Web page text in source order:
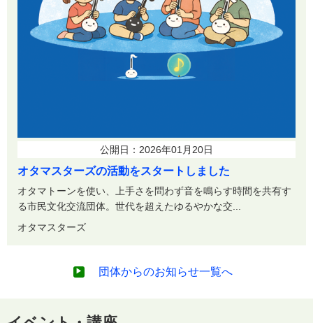
公開日：2026年01月20日
オタマスターズの活動をスタートしました
オタマトーンを使い、上手さを問わず音を鳴らす時間を共有す
る市民文化交流団体。世代を超えたゆるやかな交...
オタマスターズ
団体からのお知らせ一覧へ